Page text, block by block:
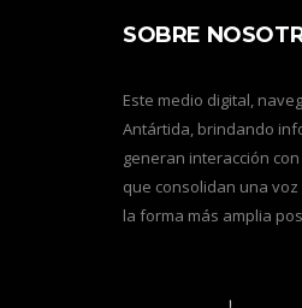
SOBRE
Este medio digital,
Antártida, brindando
generan interacción
que consolidan una
la forma más amplia